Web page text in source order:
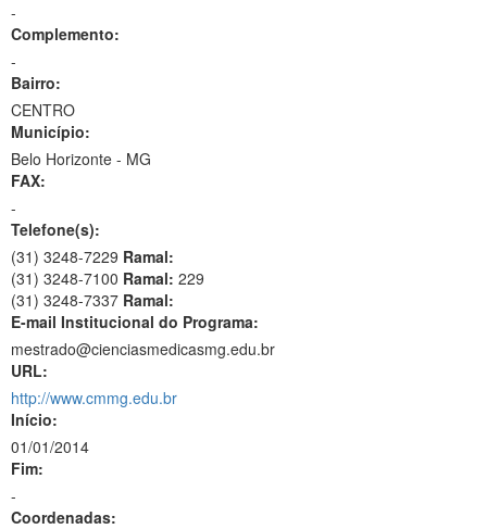
-
Complemento:
-
Bairro:
CENTRO
Município:
Belo Horizonte - MG
FAX:
-
Telefone(s):
(31) 3248-7229 Ramal:
(31) 3248-7100 Ramal: 229
(31) 3248-7337 Ramal:
E-mail Institucional do Programa:
mestrado@cienciasmedicasmg.edu.br
URL:
http://www.cmmg.edu.br
Início:
01/01/2014
Fim:
-
Coordenadas: